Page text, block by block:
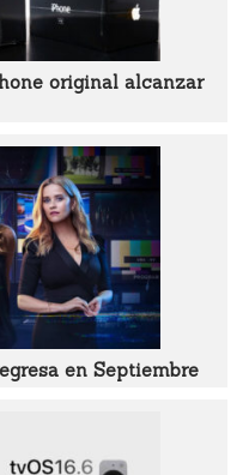
original alcanzar
en Septiembre